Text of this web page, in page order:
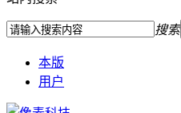
搜索
本版
用户